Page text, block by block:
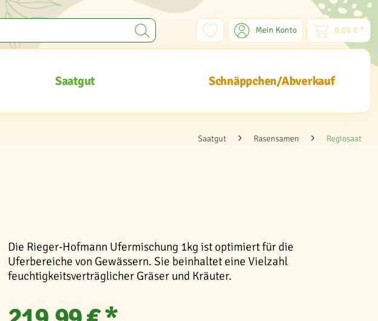
Mein Konto 0,00 € *
Saatgut Schnäppchen/Abverkauf
Saatgut Rasensamen Regiosaat
Die Rieger-Hofmann Ufermischung 1kg ist optimiert für die
Uferbereiche von Gewässern. Sie beinhaltet eine Vielzahl
feuchtigkeitsverträglicher Gräser und Kräuter.